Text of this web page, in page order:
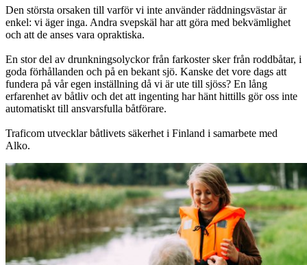
Den största orsaken till varför vi inte använder räddningsvästar är
enkel: vi äger inga. Andra svepskäl har att göra med bekvämlighet
och att de anses vara opraktiska.
En stor del av drunkningsolyckor från farkoster sker från roddbåtar, i
goda förhållanden och på en bekant sjö. Kanske det vore dags att
fundera på vår egen inställning då vi är ute till sjöss? En lång
erfarenhet av båtliv och det att ingenting har hänt hittills gör oss inte
automatiskt till ansvarsfulla båtförare.
Traficom utvecklar båtlivets säkerhet i Finland i samarbete med
Alko.